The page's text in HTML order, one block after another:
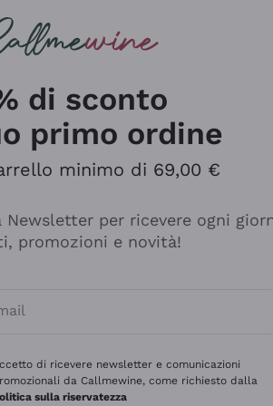
me ci sono alternative che
di sconto
primo ordine
minimo di 69,00 €
per ricevere ogni
promozioni e novità!
di ricevere newsletter e comunicazioni
da Callmewine, come richiesto dalla
sulla riservatezza